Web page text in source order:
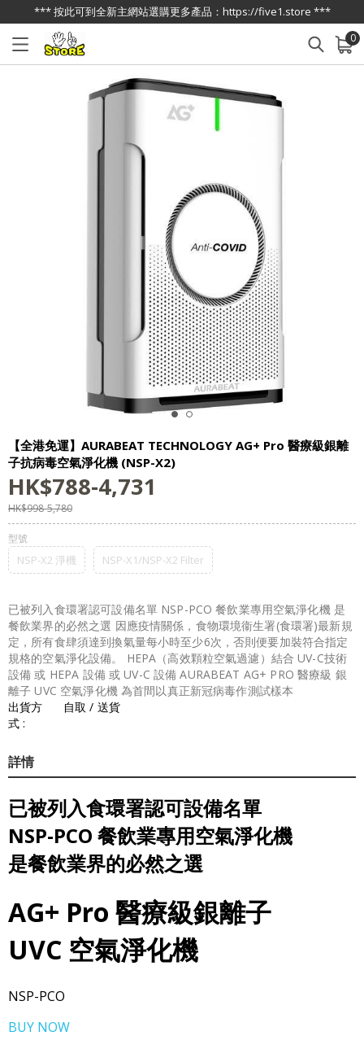
*** 按此可到全新主網站選購更多產品：https://five1.store ***
0
已加入購物車 查看
【全港免運】AURABEAT TECHNOLOGY AG+ Pro 醫療級銀離
子抗病毒空氣淨化機 (NSP-X2)
HK$788-4,731
HK$998-5,780
型號
NSP-X2 淨機 NSP-X1/NSP-X2 Filter
已被列入食環署認可設備名單 NSP-PCO 餐飲業專用空氣淨化機 是
餐飲業界的必然之選 因應疫情關係，食物環境衞生署(食環署)最新規
定，所有食肆須達到換氣量每小時至少6次，否則便要加裝符合指定
規格的空氣淨化設備。 HEPA（高效顆粒空氣過濾）結合 UV-C技術
設備 或 HEPA 設備 或 UV-C 設備 AURABEAT AG+ PRO 醫療級 銀
離子 UVC 空氣淨化機 為首間以真正新冠病毒作測試樣本
出貨方
式 :
自取 / 送貨
詳情
已被列入食環署認可設備名單
NSP-PCO 餐飲業專用空氣淨化機
是餐飲業界的必然之選
AG+ Pro 醫療級銀離子
UVC 空氣淨化機
NSP-PCO
BUY NOW